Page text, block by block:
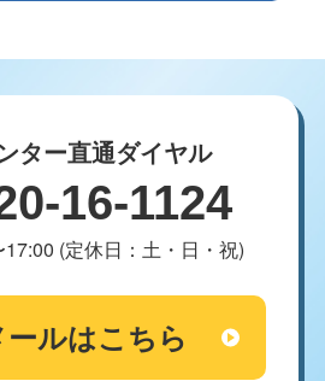
ター直通ダイヤル
16-1124
(定休日：土・日・祝)
ールはこちら